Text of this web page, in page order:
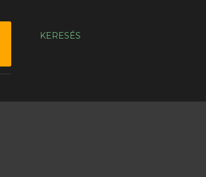
KERESÉS